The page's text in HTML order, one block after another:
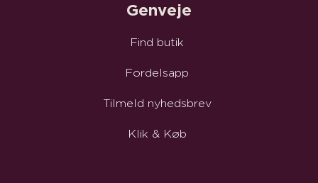
Genveje
Find butik
Fordelsapp
Tilmeld nyhedsbrev
Klik & Køb